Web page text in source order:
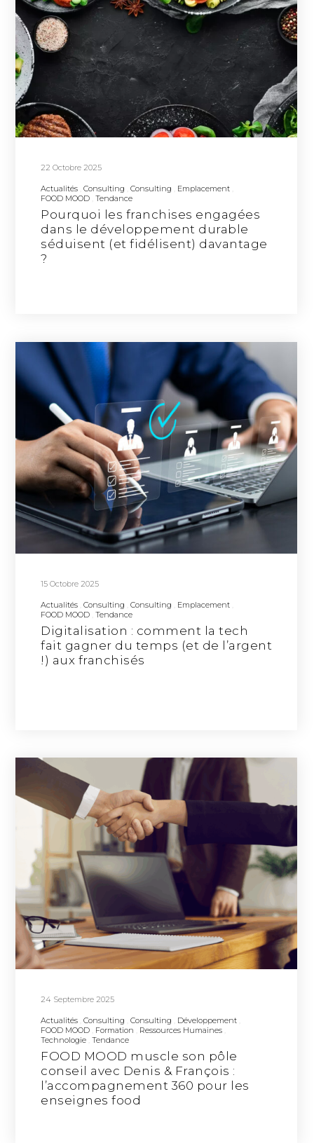
22 Octobre 2025
Actualités Consulting Consulting
Emplacement
FOOD MOOD
Tendance
Pourquoi les franchises engagées
dans le développement durable
séduisent (et fidélisent) davantage
?
15 Octobre 2025
Actualités Consulting Consulting
Emplacement
FOOD MOOD
Tendance
Digitalisation : comment la tech
fait gagner du temps (et de l’argent
!) aux franchisés
24 Septembre 2025
Actualités Consulting Consulting
Développement
FOOD MOOD
Formation
Ressources Humaines
Technologie
Tendance
FOOD MOOD muscle son pôle
conseil avec Denis & François :
l’accompagnement 360 pour les
enseignes food